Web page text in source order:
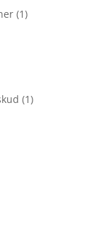
(1)
(1)